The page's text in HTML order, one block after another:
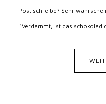
Post schreibe? Sehr
"Verdammt, ist das